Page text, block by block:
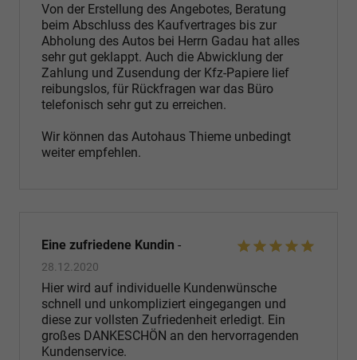
Von der Erstellung des Angebotes, Beratung
beim Abschluss des Kaufvertrages bis zur
Abholung des Autos bei Herrn Gadau hat alles
sehr gut geklappt. Auch die Abwicklung der
Zahlung und Zusendung der Kfz-Papiere lief
reibungslos, für Rückfragen war das Büro
telefonisch sehr gut zu erreichen.
Wir können das Autohaus Thieme unbedingt
weiter empfehlen.
Eine zufriedene Kundin -
28.12.2020
Hier wird auf individuelle Kundenwünsche
schnell und unkompliziert eingegangen und
diese zur vollsten Zufriedenheit erledigt. Ein
großes DANKESCHÖN an den hervorragenden
Kundenservice.